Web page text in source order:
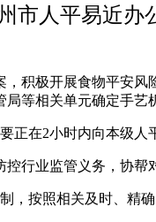
市人平易近办
极开展食物平安风
等相关单元确定手艺
2小时内向本级人
业监管义务，协帮
照相关及时、精确